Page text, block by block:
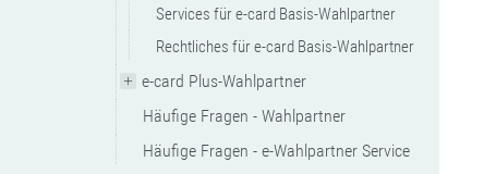
Services für e-card Basis-Wahlpartner
Rechtliches für e-card Basis-Wahlpartner
e-card Plus-Wahlpartner
Häufige Fragen - Wahlpartner
Häufige Fragen - e-Wahlpartner Service